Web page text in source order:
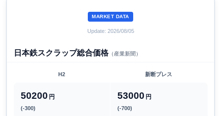
MARKET DATA
Update: 2026/08/05
日本鉄スクラップ総合価格（産業新聞）
H2 新断プレス
50200 円
(-300)
53000 円
(-700)